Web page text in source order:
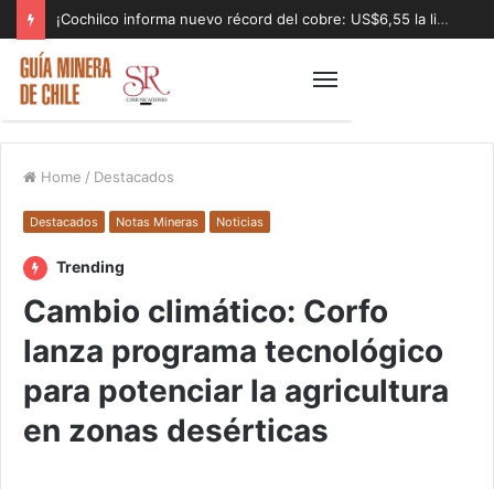
¡Cochilco informa nuevo récord del cobre: US$6,55 la libra!
Home / Destacados
Destacados Notas Mineras Noticias
Trending
Cambio climático: Corfo
lanza programa tecnológico
para potenciar la agricultura
en zonas desérticas